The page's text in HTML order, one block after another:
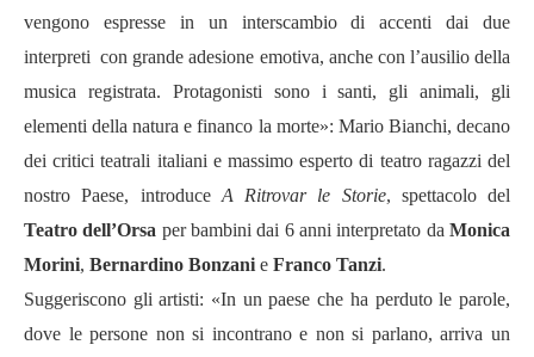
vengono espresse in un interscambio di accenti dai due
interpreti con grande adesione emotiva, anche con l’ausilio della
musica registrata. Protagonisti sono i santi, gli animali, gli
elementi della natura e financo la morte»: Mario Bianchi, decano
dei critici teatrali italiani e massimo esperto di teatro ragazzi del
nostro Paese, introduce A Ritrovar le Storie, spettacolo del
Teatro dell’Orsa per bambini dai 6 anni interpretato daMonica
Morini, Bernardino Bonzani e Franco Tanzi.
Suggeriscono gli artisti: «In un paese che ha perduto le parole,
dove le persone non si incontrano e non si parlano, arriva un